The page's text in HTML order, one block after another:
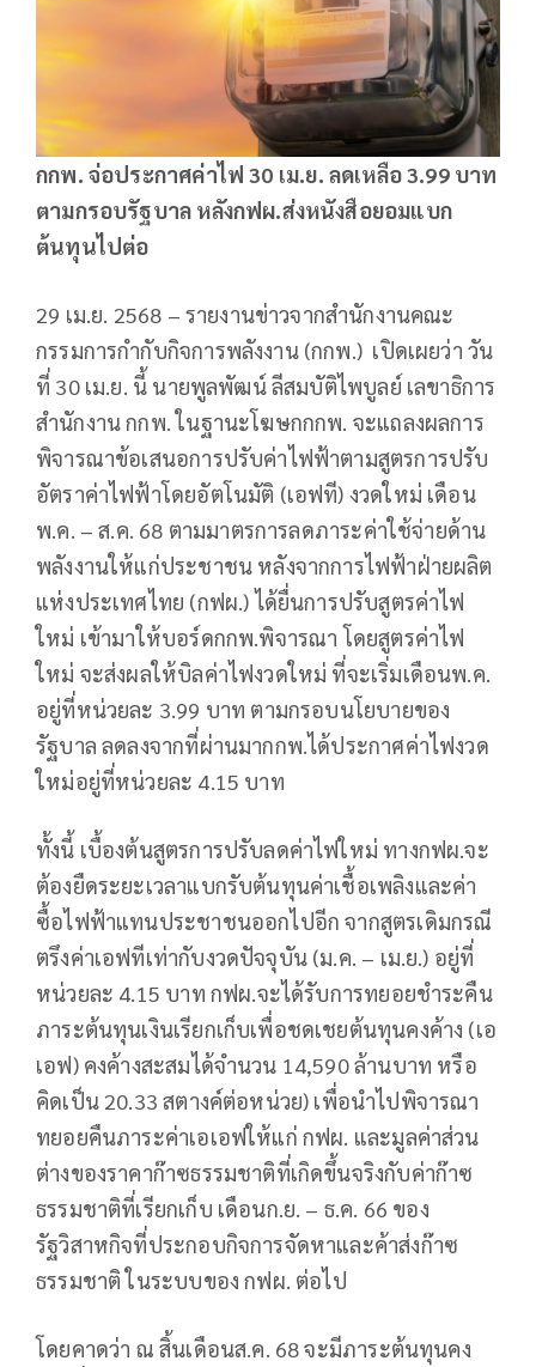
กกพ. จ่อประกาศค่าไฟ 30 เม.ย. ลดเหลือ 3.99 บาท
ตามกรอบรัฐบาล หลังกฟผ.ส่งหนังสือยอมแบก
ต้นทุนไปต่อ
29 เม.ย. 2568 – รายงานข่าวจากสำนักงานคณะ
กรรมการกำกับกิจการพลังงาน (กกพ.) เปิดเผยว่า วัน
ที่ 30 เม.ย. นี้ นายพูลพัฒน์ ลีสมบัติไพบูลย์ เลขาธิการ
สำนักงาน กกพ. ในฐานะโฆษกกกพ. จะแถลงผลการ
พิจารณาข้อเสนอการปรับค่าไฟฟ้าตามสูตรการปรับ
อัตราค่าไฟฟ้าโดยอัตโนมัติ (เอฟที) งวดใหม่ เดือน
พ.ค. – ส.ค. 68 ตามมาตรการลดภาระค่าใช้จ่ายด้าน
พลังงานให้แก่ประชาชน หลังจากการไฟฟ้าฝ่ายผลิต
แห่งประเทศไทย (กฟผ.) ได้ยื่นการปรับสูตรค่าไฟ
ใหม่ เข้ามาให้บอร์ดกกพ.พิจารณา โดยสูตรค่าไฟ
ใหม่ จะส่งผลให้บิลค่าไฟงวดใหม่ ที่จะเริ่มเดือนพ.ค.
อยู่ที่หน่วยละ 3.99 บาท ตามกรอบนโยบายของ
รัฐบาล ลดลงจากที่ผ่านมากกพ.ได้ประกาศค่าไฟงวด
ใหม่อยู่ที่หน่วยละ 4.15 บาท
ทั้งนี้ เบื้องต้นสูตรการปรับลดค่าไฟใหม่ ทางกฟผ.จะ
ต้องยืดระยะเวลาแบกรับต้นทุนค่าเชื้อเพลิงและค่า
ซื้อไฟฟ้าแทนประชาชนออกไปอีก จากสูตรเดิมกรณี
ตรึงค่าเอฟทีเท่ากับงวดปัจจุบัน (ม.ค. – เม.ย.) อยู่ที่
หน่วยละ 4.15 บาท กฟผ.จะได้รับการทยอยชำระคืน
ภาระต้นทุนเงินเรียกเก็บเพื่อชดเชยต้นทุนคงค้าง (เอ
เอฟ) คงค้างสะสมได้จำนวน 14,590 ล้านบาท หรือ
คิดเป็น 20.33 สตางค์ต่อหน่วย) เพื่อนำไปพิจารณา
ทยอยคืนภาระค่าเอเอฟให้แก่ กฟผ. และมูลค่าส่วน
ต่างของราคาก๊าซธรรมชาติที่เกิดขึ้นจริงกับค่าก๊าซ
ธรรมชาติที่เรียกเก็บ เดือนก.ย. – ธ.ค. 66 ของ
รัฐวิสาหกิจที่ประกอบกิจการจัดหาและค้าส่งก๊าซ
ธรรมชาติ ในระบบของ กฟผ. ต่อไป
โดยคาดว่า ณ สิ้นเดือนส.ค. 68 จะมีภาระต้นทุนคง